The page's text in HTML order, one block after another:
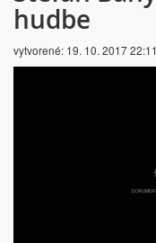
hudbe
vytvorené: 19. 10. 2017 22:11